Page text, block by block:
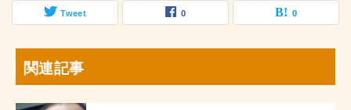
Tweet 0 0
関連記事